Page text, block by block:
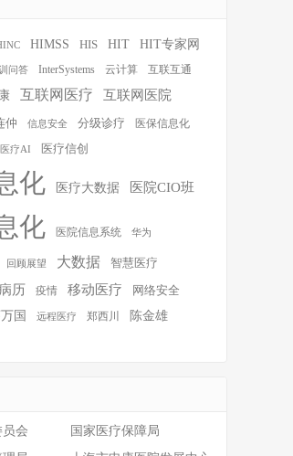
HIMSS HIS HIT HIT专家网
问答 InterSystems 云计算 互联互通
互联网医疗 互联网医院
仲 信息安全 分级诊疗 医保信息化
医疗AI 医疗信创
化 医疗大数据 医院CIO班
化 医院信息系统 华为
回顾展望 大数据 智慧医疗
历 疫情 移动医疗
网络安全
国 远程医疗 郑西川 陈金雄
员会
国家医疗保障局